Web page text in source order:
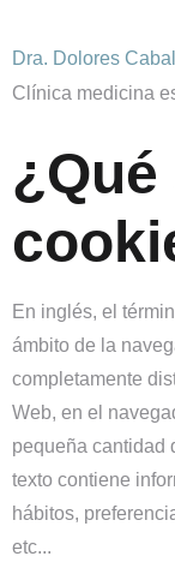
Dra. Dolores
Clínica medicina
En inglés, el
ámbito de la
completamente
Web, en el
pequeña cantidad
texto contiene
hábitos,
etc...